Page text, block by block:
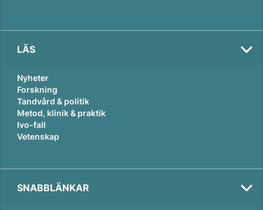
LÄS
Nyheter
Forskning
Tandvård & politik
Metod, klinik & praktik
Ivo-fall
Vetenskap
SNABBLÄNKAR